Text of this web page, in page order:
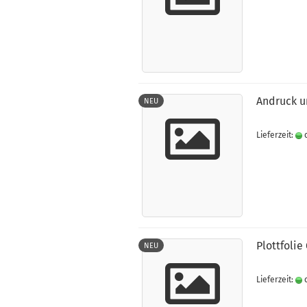
NEU An­druck
Lieferzeit:
NEU Plott­fo­lie
Lieferzeit: